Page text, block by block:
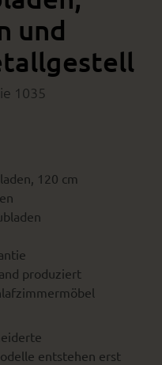
und
1035
120 cm
produziert
entstehen erst